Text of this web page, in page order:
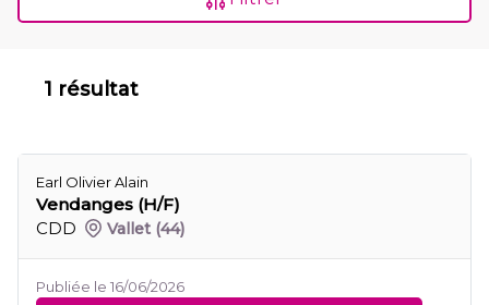
1 résultat
Earl Olivier Alain
Vendanges (H/F)
CDD
Vallet (44)
Publiée le 16/06/2026